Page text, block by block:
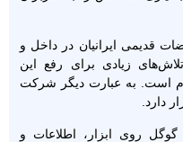
قدیمی ایرانیان در داخل و
زیادی برای رفع این
است. به عبارت دیگر شرکت
دارد.
روی ابزار، اطلاعات و